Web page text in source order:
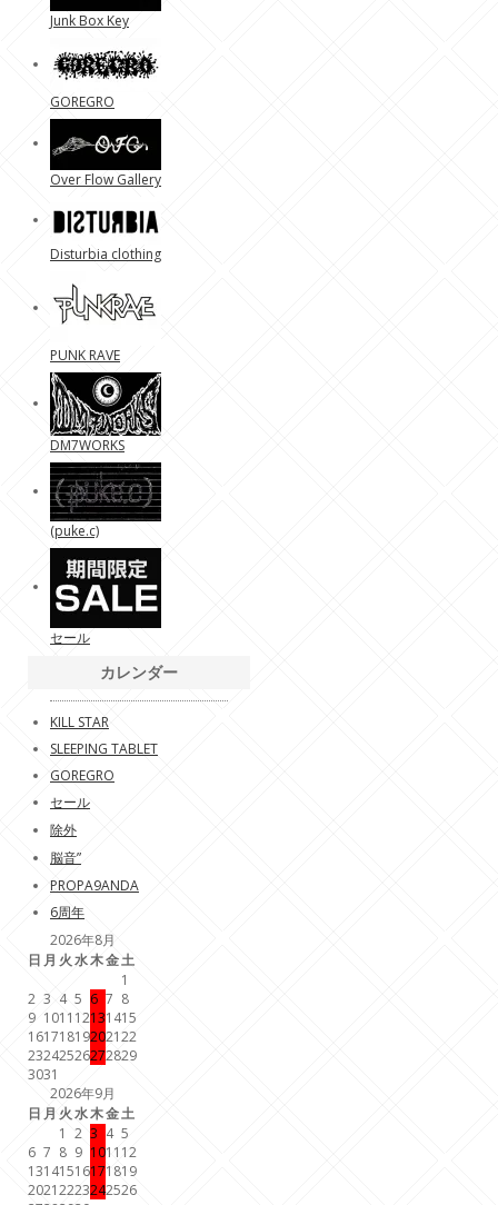
Junk Box Key
GOREGRO
Over Flow Gallery
Disturbia clothing
PUNK RAVE
DM7WORKS
(puke.c)
セール
カレンダー
KILL STAR
SLEEPING TABLET
GOREGRO
セール
除外
脳音”
PROPA9ANDA
6周年
2026年8月
日 月 火水木金土
1
2 3 4 5 6 7 8
9 1011 12131415
16171819202122
23242526272829
3031
2026年9月
日 月 火水木金土
1 2 3 4 5
6 7 8 9 1011 12
13141516171819
20212223242526